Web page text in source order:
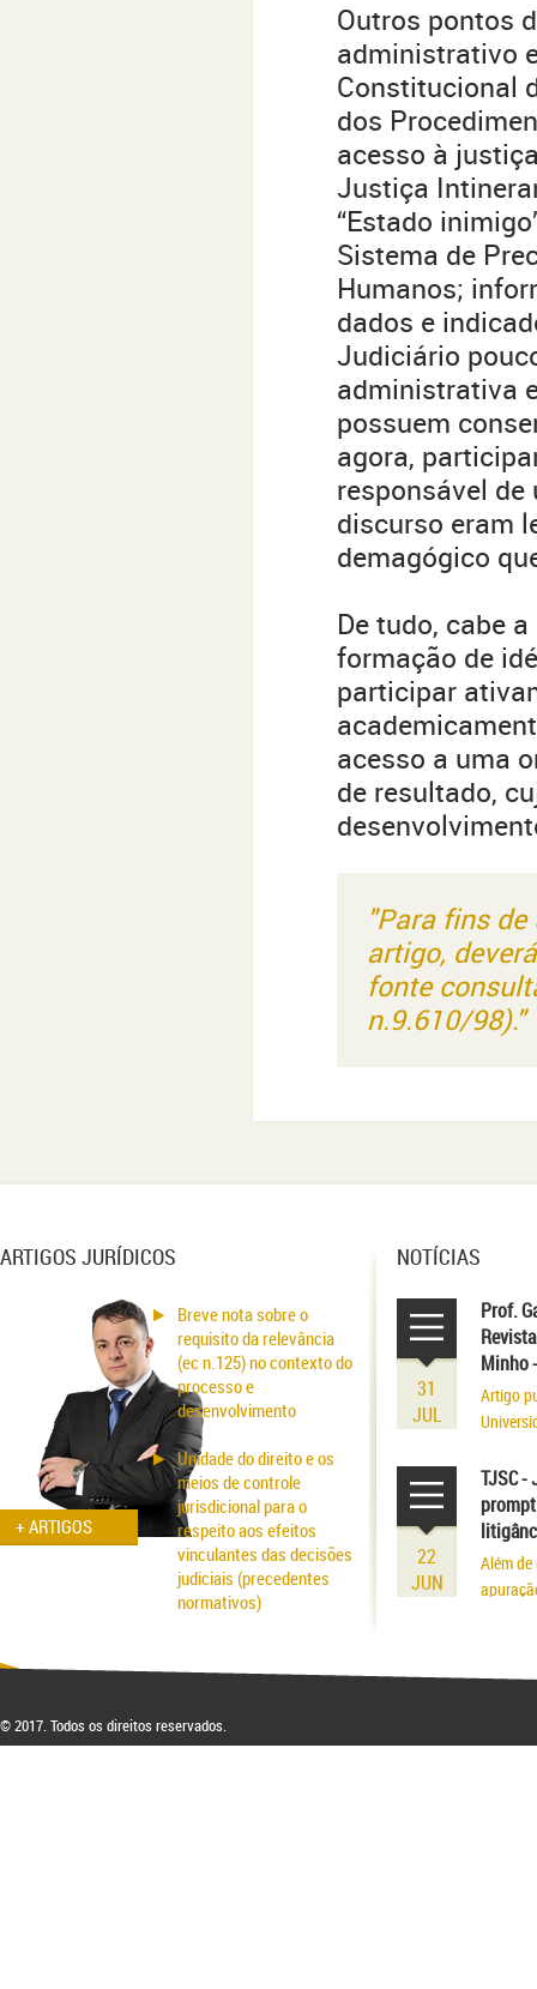
Outros pontos
administrativo
Constitucional
dos
acesso à
Justiça
“Estado
Sistema de
Humanos;
dados e
Judiciário
administrativa
possuem
agora,
responsável
discurso eram
demagógico
De tudo, cabe
formação de
participar
acesso a uma
de resultado,
"Para fins
artigo,
fonte
n.9.610/98)."
ARTIGOS JURÍDICOS
+ ARTIGOS
Breve nota sobre o
requisito da relevância
(ec n.125) no contexto do
processo e
desenvolvimento
Unidade do direito e os
meios de controle
jurisdicional para o
respeito aos efeitos
vinculantes das decisões
judiciais (precedentes
normativos)
fraude patrimonial: da
respectiva blindagem
NOTÍCIAS
31
JUL
Prof.
Minho
Artigo
22
JUN
TJSC -
Além
© 2017. Todos os direitos reservados.